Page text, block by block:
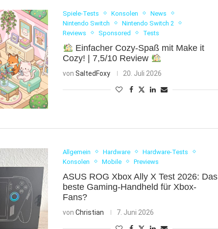
Spiele-Tests Konsolen
News
Nintendo Switch
Nintendo Switch 2
Reviews
Sponsored Tests
Einfacher Cozy-Spaß mit Make it
Cozy! | 7,5/10 Review
vonSaltedFoxy 20. Juli 2026
Allgemein Hardware
Hardware-Tests
Konsolen
Mobile Previews
ASUS ROG Xbox Ally X Test 2026: Das
beste Gaming-Handheld für Xbox-
Fans?
vonChristian 7. Juni 2026